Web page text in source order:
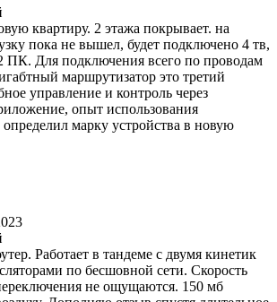
квартиру. 2 этажа покрывает. на
пока не вышел, будет подключено 4 тв,
ПК. Для подключения всего по проводам
маршрутизатор это третий
управление и контроль через
опыт использования
определил марку устройства в новую
Работает в тандеме с двумя кинетик
по бесшовной сети. Скорость
не ощущаются. 150 мб